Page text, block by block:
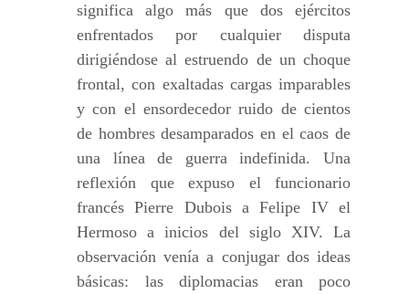
significa algo más que dos ejércitos
enfrentados por cualquier disputa
dirigiéndose al estruendo de un choque
frontal, con exaltadas cargas imparables
y con el ensordecedor ruido de cientos
de hombres desamparados en el caos de
una línea de guerra indefinida. Una
reflexión que expuso el funcionario
francés Pierre Dubois a Felipe IV el
Hermoso a inicios del siglo XIV. La
observación venía a conjugar dos ideas
básicas: las diplomacias eran poco